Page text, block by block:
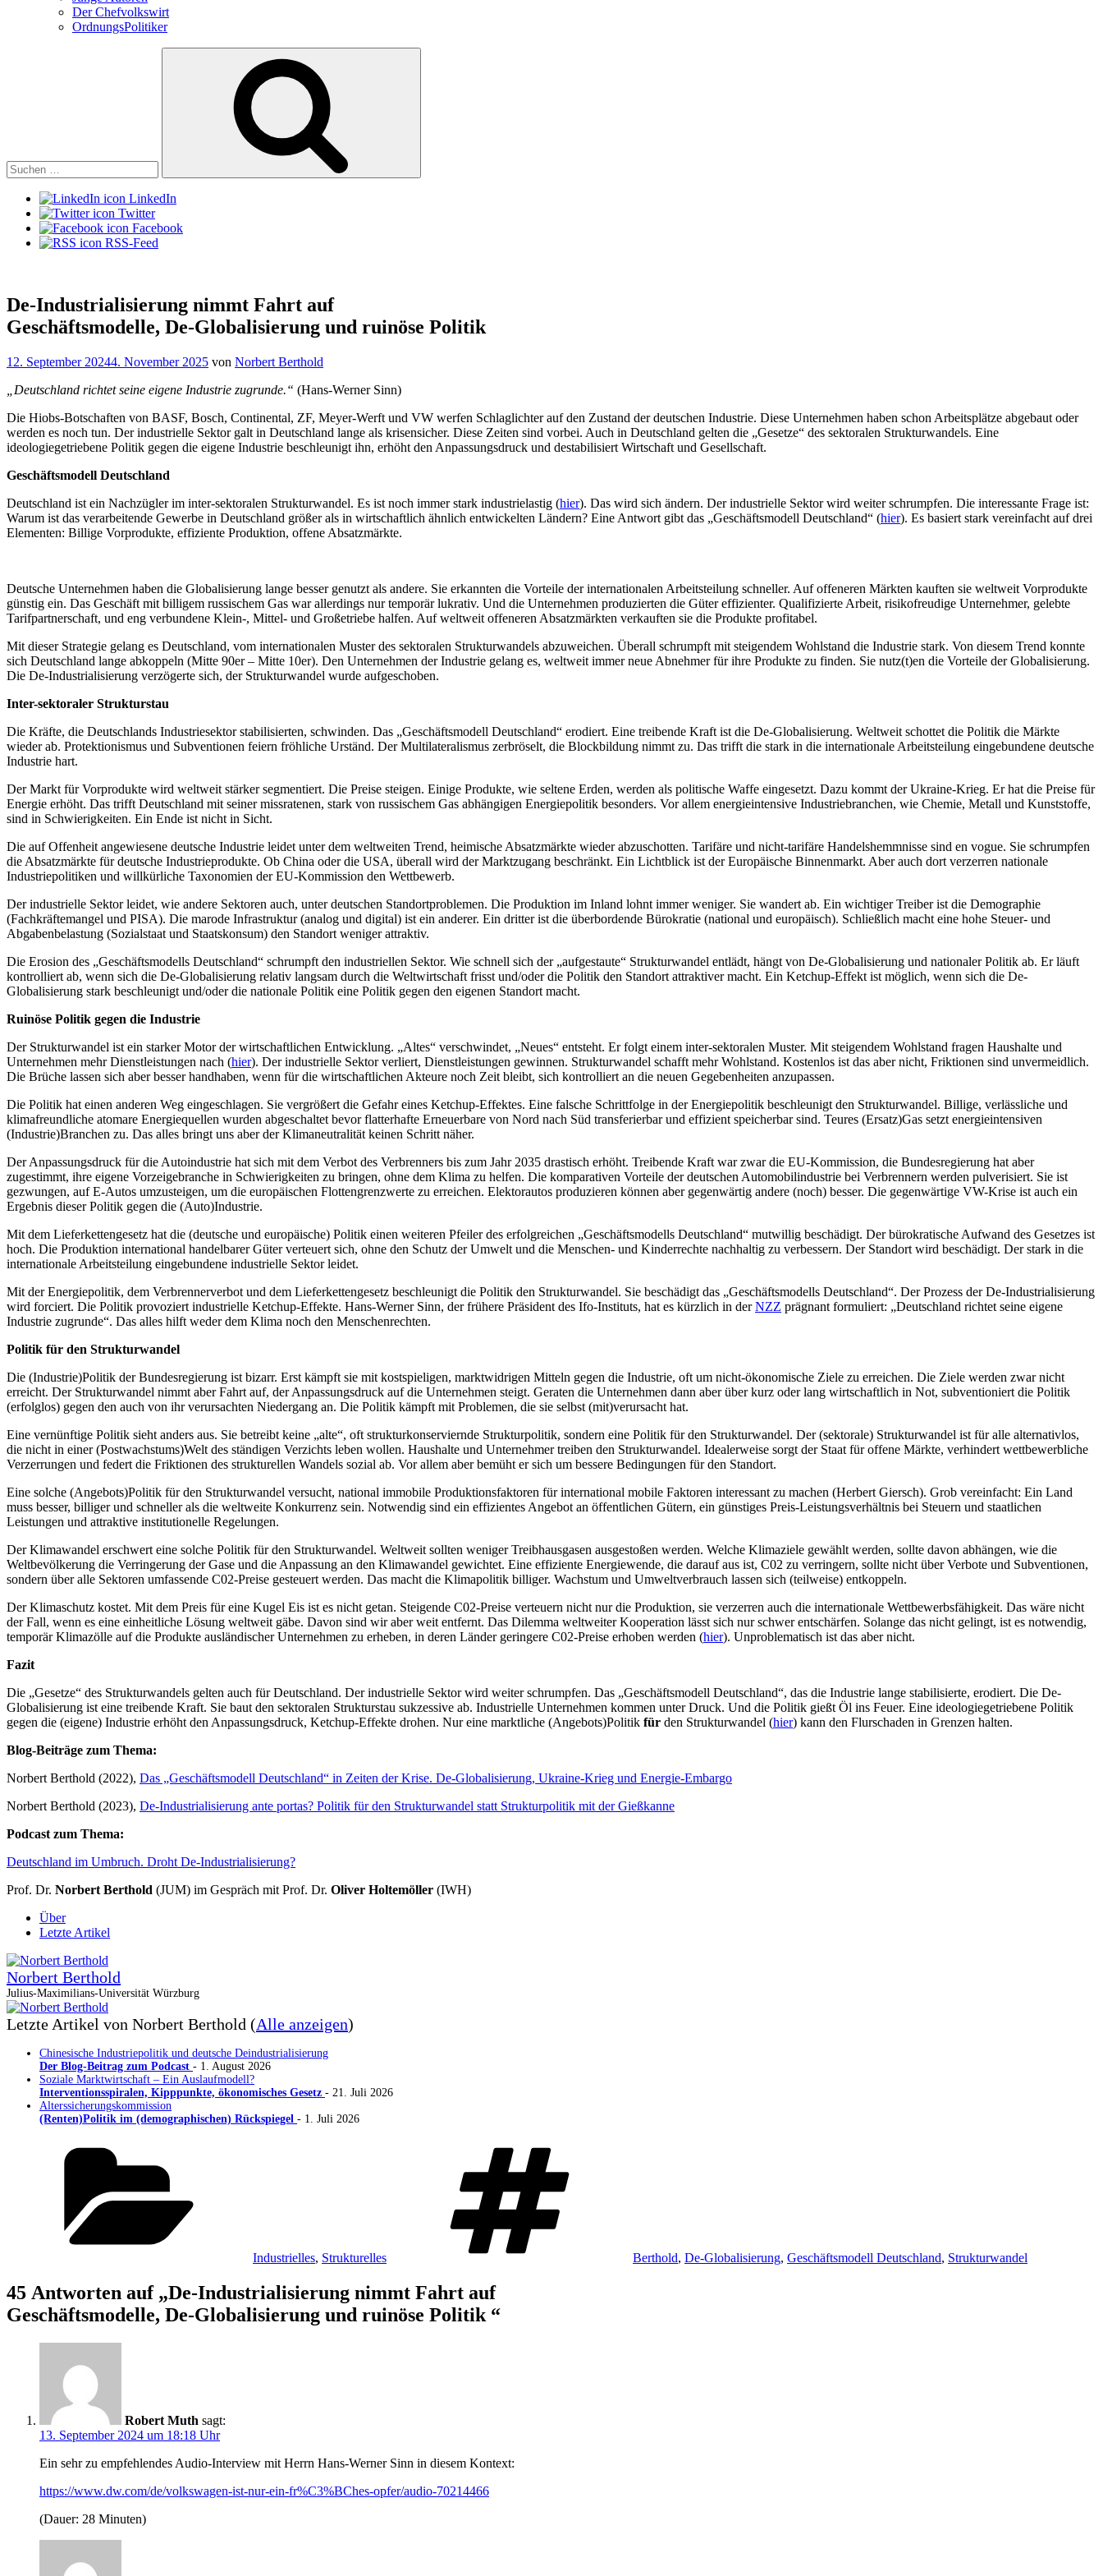
Der Chefvolkswirt
OrdnungsPolitiker
LinkedIn
Twitter
Facebook
RSS-Feed
De-Industrialisierung nimmt Fahrt auf
Geschäftsmodelle, De-Globalisierung und ruinöse Politik
Veröffentlicht
12. September 20244. November 2025 von Norbert Berthold
„Deutschland richtet seine eigene Industrie zugrunde.“ (Hans-Werner Sinn)
Die Hiobs-Botschaften von BASF, Bosch, Continental, ZF, Meyer-Werft und VW werfen Schlaglichter auf den Zustand der deutschen Industrie. Diese Unternehmen haben schon Arbeitsplätze abgebaut oder
werden es noch tun. Der industrielle Sektor galt in Deutschland lange als krisensicher. Diese Zeiten sind vorbei. Auch in Deutschland gelten die „Gesetze“ des sektoralen Strukturwandels. Eine
ideologiegetriebene Politik gegen die eigene Industrie beschleunigt ihn, erhöht den Anpassungsdruck und destabilisiert Wirtschaft und Gesellschaft.
Geschäftsmodell Deutschland
Deutschland ist ein Nachzügler im inter-sektoralen Strukturwandel. Es ist noch immer stark industrielastig (hier). Das wird sich ändern. Der industrielle Sektor wird weiter schrumpfen. Die interessante Frage ist:
Warum ist das verarbeitende Gewerbe in Deutschland größer als in wirtschaftlich ähnlich entwickelten Ländern? Eine Antwort gibt das „Geschäftsmodell Deutschland“ (hier). Es basiert stark vereinfacht auf drei
Elementen: Billige Vorprodukte, effiziente Produktion, offene Absatzmärkte.
Deutsche Unternehmen haben die Globalisierung lange besser genutzt als andere. Sie erkannten die Vorteile der internationalen Arbeitsteilung schneller. Auf offeneren Märkten kauften sie weltweit Vorprodukte
günstig ein. Das Geschäft mit billigem russischem Gas war allerdings nur temporär lukrativ. Und die Unternehmen produzierten die Güter effizienter. Qualifizierte Arbeit, risikofreudige Unternehmer, gelebte
Tarifpartnerschaft, und eng verbundene Klein-, Mittel- und Großetriebe halfen. Auf weltweit offeneren Absatzmärkten verkauften sie die Produkte profitabel.
Mit dieser Strategie gelang es Deutschland, vom internationalen Muster des sektoralen Strukturwandels abzuweichen. Überall schrumpft mit steigendem Wohlstand die Industrie stark. Von diesem Trend konnte
sich Deutschland lange abkoppeln (Mitte 90er – Mitte 10er). Den Unternehmen der Industrie gelang es, weltweit immer neue Abnehmer für ihre Produkte zu finden. Sie nutz(t)en die Vorteile der Globalisierung.
Die De-Industrialisierung verzögerte sich, der Strukturwandel wurde aufgeschoben.
Inter-sektoraler Strukturstau
Die Kräfte, die Deutschlands Industriesektor stabilisierten, schwinden. Das „Geschäftsmodell Deutschland“ erodiert. Eine treibende Kraft ist die De-Globalisierung. Weltweit schottet die Politik die Märkte
wieder ab. Protektionismus und Subventionen feiern fröhliche Urständ. Der Multilateralismus zerbröselt, die Blockbildung nimmt zu. Das trifft die stark in die internationale Arbeitsteilung eingebundene deutsche
Industrie hart.
Der Markt für Vorprodukte wird weltweit stärker segmentiert. Die Preise steigen. Einige Produkte, wie seltene Erden, werden als politische Waffe eingesetzt. Dazu kommt der Ukraine-Krieg. Er hat die Preise für
Energie erhöht. Das trifft Deutschland mit seiner missratenen, stark von russischem Gas abhängigen Energiepolitik besonders. Vor allem energieintensive Industriebranchen, wie Chemie, Metall und Kunststoffe,
sind in Schwierigkeiten. Ein Ende ist nicht in Sicht.
Die auf Offenheit angewiesene deutsche Industrie leidet unter dem weltweiten Trend, heimische Absatzmärkte wieder abzuschotten. Tarifäre und nicht-tarifäre Handelshemmnisse sind en vogue. Sie schrumpfen
die Absatzmärkte für deutsche Industrieprodukte. Ob China oder die USA, überall wird der Marktzugang beschränkt. Ein Lichtblick ist der Europäische Binnenmarkt. Aber auch dort verzerren nationale
Industriepolitiken und willkürliche Taxonomien der EU-Kommission den Wettbewerb.
Der industrielle Sektor leidet, wie andere Sektoren auch, unter deutschen Standortproblemen. Die Produktion im Inland lohnt immer weniger. Sie wandert ab. Ein wichtiger Treiber ist die Demographie
(Fachkräftemangel und PISA). Die marode Infrastruktur (analog und digital) ist ein anderer. Ein dritter ist die überbordende Bürokratie (national und europäisch). Schließlich macht eine hohe Steuer- und
Abgabenbelastung (Sozialstaat und Staatskonsum) den Standort weniger attraktiv.
Die Erosion des „Geschäftsmodells Deutschland“ schrumpft den industriellen Sektor. Wie schnell sich der „aufgestaute“ Strukturwandel entlädt, hängt von De-Globalisierung und nationaler Politik ab. Er läuft
kontrolliert ab, wenn sich die De-Globalisierung relativ langsam durch die Weltwirtschaft frisst und/oder die Politik den Standort attraktiver macht. Ein Ketchup-Effekt ist möglich, wenn sich die De-
Globalisierung stark beschleunigt und/oder die nationale Politik eine Politik gegen den eigenen Standort macht.
Ruinöse Politik gegen die Industrie
Der Strukturwandel ist ein starker Motor der wirtschaftlichen Entwicklung. „Altes“ verschwindet, „Neues“ entsteht. Er folgt einem inter-sektoralen Muster. Mit steigendem Wohlstand fragen Haushalte und
Unternehmen mehr Dienstleistungen nach (hier). Der industrielle Sektor verliert, Dienstleistungen gewinnen. Strukturwandel schafft mehr Wohlstand. Kostenlos ist das aber nicht, Friktionen sind unvermeidlich.
Die Brüche lassen sich aber besser handhaben, wenn für die wirtschaftlichen Akteure noch Zeit bleibt, sich kontrolliert an die neuen Gegebenheiten anzupassen.
Die Politik hat einen anderen Weg eingeschlagen. Sie vergrößert die Gefahr eines Ketchup-Effektes. Eine falsche Schrittfolge in der Energiepolitik beschleunigt den Strukturwandel. Billige, verlässliche und
klimafreundliche atomare Energiequellen wurden abgeschaltet bevor flatterhafte Erneuerbare von Nord nach Süd transferierbar und effizient speicherbar sind. Teures (Ersatz)Gas setzt energieintensiven
(Industrie)Branchen zu. Das alles bringt uns aber der Klimaneutralität keinen Schritt näher.
Der Anpassungsdruck für die Autoindustrie hat sich mit dem Verbot des Verbrenners bis zum Jahr 2035 drastisch erhöht. Treibende Kraft war zwar die EU-Kommission, die Bundesregierung hat aber
zugestimmt, ihre eigene Vorzeigebranche in Schwierigkeiten zu bringen, ohne dem Klima zu helfen. Die komparativen Vorteile der deutschen Automobilindustrie bei Verbrennern werden pulverisiert. Sie ist
gezwungen, auf E-Autos umzusteigen, um die europäischen Flottengrenzwerte zu erreichen. Elektorautos produzieren können aber gegenwärtig andere (noch) besser. Die gegenwärtige VW-Krise ist auch ein
Ergebnis dieser Politik gegen die (Auto)Industrie.
Mit dem Lieferkettengesetz hat die (deutsche und europäische) Politik einen weiteren Pfeiler des erfolgreichen „Geschäftsmodells Deutschland“ mutwillig beschädigt. Der bürokratische Aufwand des Gesetzes ist
hoch. Die Produktion international handelbarer Güter verteuert sich, ohne den Schutz der Umwelt und die Menschen- und Kinderrechte nachhaltig zu verbessern. Der Standort wird beschädigt. Der stark in die
internationale Arbeitsteilung eingebundene industrielle Sektor leidet.
Mit der Energiepolitik, dem Verbrennerverbot und dem Lieferkettengesetz beschleunigt die Politik den Strukturwandel. Sie beschädigt das „Geschäftsmodells Deutschland“. Der Prozess der De-Industrialisierung
wird forciert. Die Politik provoziert industrielle Ketchup-Effekte. Hans-Werner Sinn, der frühere Präsident des Ifo-Instituts, hat es kürzlich in derNZZ prägnant formuliert: „Deutschland richtet seine eigene
Industrie zugrunde“. Das alles hilft weder dem Klima noch den Menschenrechten.
Politik für den Strukturwandel
Die (Industrie)Politik der Bundesregierung ist bizarr. Erst kämpft sie mit kostspieligen, marktwidrigen Mitteln gegen die Industrie, oft um nicht-ökonomische Ziele zu erreichen. Die Ziele werden zwar nicht
erreicht. Der Strukturwandel nimmt aber Fahrt auf, der Anpassungsdruck auf die Unternehmen steigt. Geraten die Unternehmen dann aber über kurz oder lang wirtschaftlich in Not, subventioniert die Politik
(erfolglos) gegen den auch von ihr verursachten Niedergang an. Die Politik kämpft mit Problemen, die sie selbst (mit)verursacht hat.
Eine vernünftige Politik sieht anders aus. Sie betreibt keine „alte“, oft strukturkonserviernde Strukturpolitik, sondern eine Politik für den Strukturwandel. Der (sektorale) Strukturwandel ist für alle alternativlos,
die nicht in einer (Postwachstums)Welt des ständigen Verzichts leben wollen. Haushalte und Unternehmer treiben den Strukturwandel. Idealerweise sorgt der Staat für offene Märkte, verhindert wettbewerbliche
Verzerrungen und federt die Friktionen des strukturellen Wandels sozial ab. Vor allem aber bemüht er sich um bessere Bedingungen für den Standort.
Eine solche (Angebots)Politik für den Strukturwandel versucht, national immobile Produktionsfaktoren für international mobile Faktoren interessant zu machen (Herbert Giersch). Grob vereinfacht: Ein Land
muss besser, billiger und schneller als die weltweite Konkurrenz sein. Notwendig sind ein effizientes Angebot an öffentlichen Gütern, ein günstiges Preis-Leistungsverhältnis bei Steuern und staatlichen
Leistungen und attraktive institutionelle Regelungen.
Der Klimawandel erschwert eine solche Politik für den Strukturwandel. Weltweit sollten weniger Treibhausgasen ausgestoßen werden. Welche Klimaziele gewählt werden, sollte davon abhängen, wie die
Weltbevölkerung die Verringerung der Gase und die Anpassung an den Klimawandel gewichtet. Eine effiziente Energiewende, die darauf aus ist, C02 zu verringern, sollte nicht über Verbote und Subventionen,
sondern über alle Sektoren umfassende C02-Preise gesteuert werden. Das macht die Klimapolitik billiger. Wachstum und Umweltverbrauch lassen sich (teilweise) entkoppeln.
Der Klimaschutz kostet. Mit dem Preis für eine Kugel Eis ist es nicht getan. Steigende C02-Preise verteuern nicht nur die Produktion, sie verzerren auch die internationale Wettbewerbsfähigkeit. Das wäre nicht
der Fall, wenn es eine einheitliche Lösung weltweit gäbe. Davon sind wir aber weit entfernt. Das Dilemma weltweiter Kooperation lässt sich nur schwer entschärfen. Solange das nicht gelingt, ist es notwendig,
temporär Klimazölle auf die Produkte ausländischer Unternehmen zu erheben, in deren Länder geringere C02-Preise erhoben werden (hier). Unproblematisch ist das aber nicht.
Fazit
Die „Gesetze“ des Strukturwandels gelten auch für Deutschland. Der industrielle Sektor wird weiter schrumpfen. Das „Geschäftsmodell Deutschland“, das die Industrie lange stabilisierte, erodiert. Die De-
Globalisierung ist eine treibende Kraft. Sie baut den sektoralen Strukturstau sukzessive ab. Industrielle Unternehmen kommen unter Druck. Und die Politik gießt Öl ins Feuer. Eine ideologiegetriebene Politik
gegen die (eigene) Industrie erhöht den Anpassungsdruck, Ketchup-Effekte drohen. Nur eine marktliche (Angebots)Politik für den Strukturwandel (hier) kann den Flurschaden in Grenzen halten.
Blog-Beiträge zum Thema:
Norbert Berthold (2022), Das „Geschäftsmodell Deutschland“ in Zeiten der Krise. De-Globalisierung, Ukraine-Krieg und Energie-Embargo
Norbert Berthold (2023), De-Industrialisierung ante portas? Politik für den Strukturwandel statt Strukturpolitik mit der Gießkanne
Podcast zum Thema:
Deutschland im Umbruch. Droht De-Industrialisierung?
Prof. Dr. Norbert Berthold (JUM) im Gespräch mit Prof. Dr. Oliver Holtemöller (IWH)
Über
Letzte Artikel
Norbert Berthold
Julius-Maximilians-Universität Würzburg
Letzte Artikel von Norbert Berthold (Alle anzeigen)
Chinesische Industriepolitik und deutsche Deindustrialisierung
Der Blog-Beitrag zum Podcast - 1. August 2026
Soziale Marktwirtschaft – Ein Auslaufmodell?
Interventionsspiralen, Kipppunkte, ökonomisches Gesetz - 21. Juli 2026
Alterssicherungskommission
(Renten)Politik im (demographischen) Rückspiegel - 1. Juli 2026
Industrielles, Strukturelles Berthold, De-Globalisierung, Geschäftsmodell Deutschland, Strukturwandel
45 Antworten auf „De-Industrialisierung nimmt Fahrt auf
Geschäftsmodelle, De-Globalisierung und ruinöse Politik “
Robert Muth sagt:
13. September 2024 um 18:18 Uhr
Ein sehr zu empfehlendes Audio-Interview mit Herrn Hans-Werner Sinn in diesem Kontext:
https://www.dw.com/de/volkswagen-ist-nur-ein-fr%C3%BChes-opfer/audio-70214466
(Dauer: 28 Minuten)